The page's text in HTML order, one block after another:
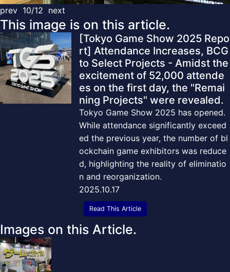
prev 10/12 next
This image is on this article.
[Tokyo Game Show 2025 Repo
rt] Attendance Increases, BCG
to Select Projects - Amidst the
excitement of 52,000 attende
es on the first day, the "Remai
ning Projects" were revealed.
Tokyo Game Show 2025 has opened.
While attendance significantly exceed
ed the previous year, the number of bl
ockchain game exhibitors was reduce
d, highlighting the reality of eliminatio
n and reorganization.
2025.10.17
Read This Article
Images on this Article.